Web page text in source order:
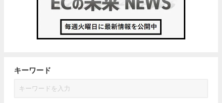
キーワード